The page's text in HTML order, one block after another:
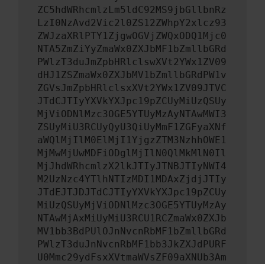
ZC5hdWRhcmlzLm5ldC92MS9jbGllbnRz
LzI0NzAvd2Vic2l0ZS12ZWhpY2xlcz93
ZWJzaXRlPTY1ZjgwOGVjZWQxODQ1Mjc0
NTA5ZmZiYyZmaWx0ZXJbMF1bZmllbGRd
PWlzT3duJmZpbHRlclswXVt2YWx1ZV09
dHJ1ZSZmaWx0ZXJbMV1bZmllbGRdPW1v
ZGVsJmZpbHRlclsxXVt2YWx1ZV09JTVC
JTdCJTIyYXVkYXJpc19pZCUyMiUzQSUy
MjViODNlMzc3OGE5YTUyMzAyNTAwMWI3
ZSUyMiU3RCUyQyU3QiUyMmF1ZGFyaXNf
aWQlMjIlM0ElMjI1YjgzZTM3NzhhOWE1
MjMwMjUwMDFiODglMjIlN0QlMkMlN0Il
MjJhdWRhcmlzX2lkJTIyJTNBJTIyNWI4
M2UzNzc4YTlhNTIzMDI1MDAxZjdjJTIy
JTdEJTJDJTdCJTIyYXVkYXJpc19pZCUy
MiUzQSUyMjViODNlMzc3OGE5YTUyMzAy
NTAwMjAxMiUyMiU3RCU1RCZmaWx0ZXJb
MV1bb3BdPUlOJnNvcnRbMF1bZmllbGRd
PWlzT3duJnNvcnRbMF1bb3JkZXJdPURF
U0Mmc29ydFsxXVtmaWVsZF09aXNUb3Am